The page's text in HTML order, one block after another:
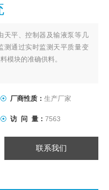
天平、控制器及输液泵等几
测通过实时监测天平质量变
模块的准确供料。
厂商性质： 生产厂家
访 问 量： 7563
联系我们